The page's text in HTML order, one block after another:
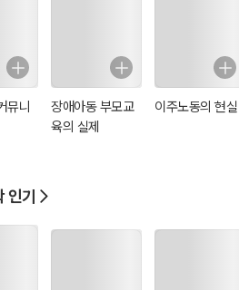
뮤니
장애아동 부모교
육의 실제
이주노동의 현실
인기